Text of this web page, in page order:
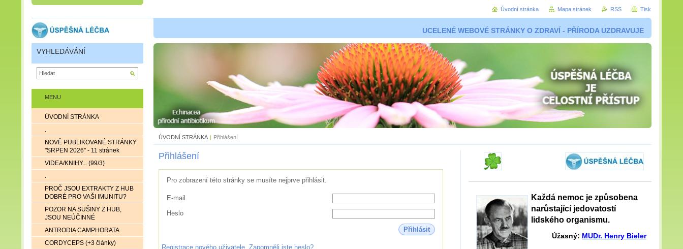
UCELENÉ WEBOVÉ STRÁNKY O ZDRAVÍ - PŘÍRODA UZDRAVUJE
ÚVODNÍ STRÁNKA | Přihlášení
Přihlášení
Pro zobrazení této stránky se musíte nejprve přihlásit.
E-mail
Heslo
Přihlásit
Registrace nového uživatele Zapomněli jste heslo?
Každá nemoc je způsobena
narůstající jedovatostí
lidského organismu.
Úžasný: MUDr. Henry Bieler
MENU
ÚVODNÍ STRÁNKA
.
NOVĚ PUBLIKOVANÉ STRÁNKY
"SRPEN 2026" - 11 stránek
VIDEA/KNIHY... (99/3)
.
PROČ JSOU EXTRAKTY Z HUB
DOBRÉ PRO VAŠI IMUNITU?
POZOR NA SUŠINY Z HUB,
JSOU NEÚČINNÉ
ANTRODIA CAMPHORATA
CORDYCEPS (+3 články)
VYHLEDÁVÁNÍ
Úvodní stránka Mapa stránek RSS Tisk